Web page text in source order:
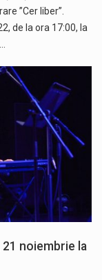
”Cer liber”.
de la ora 17:00, la
21 noiembrie la